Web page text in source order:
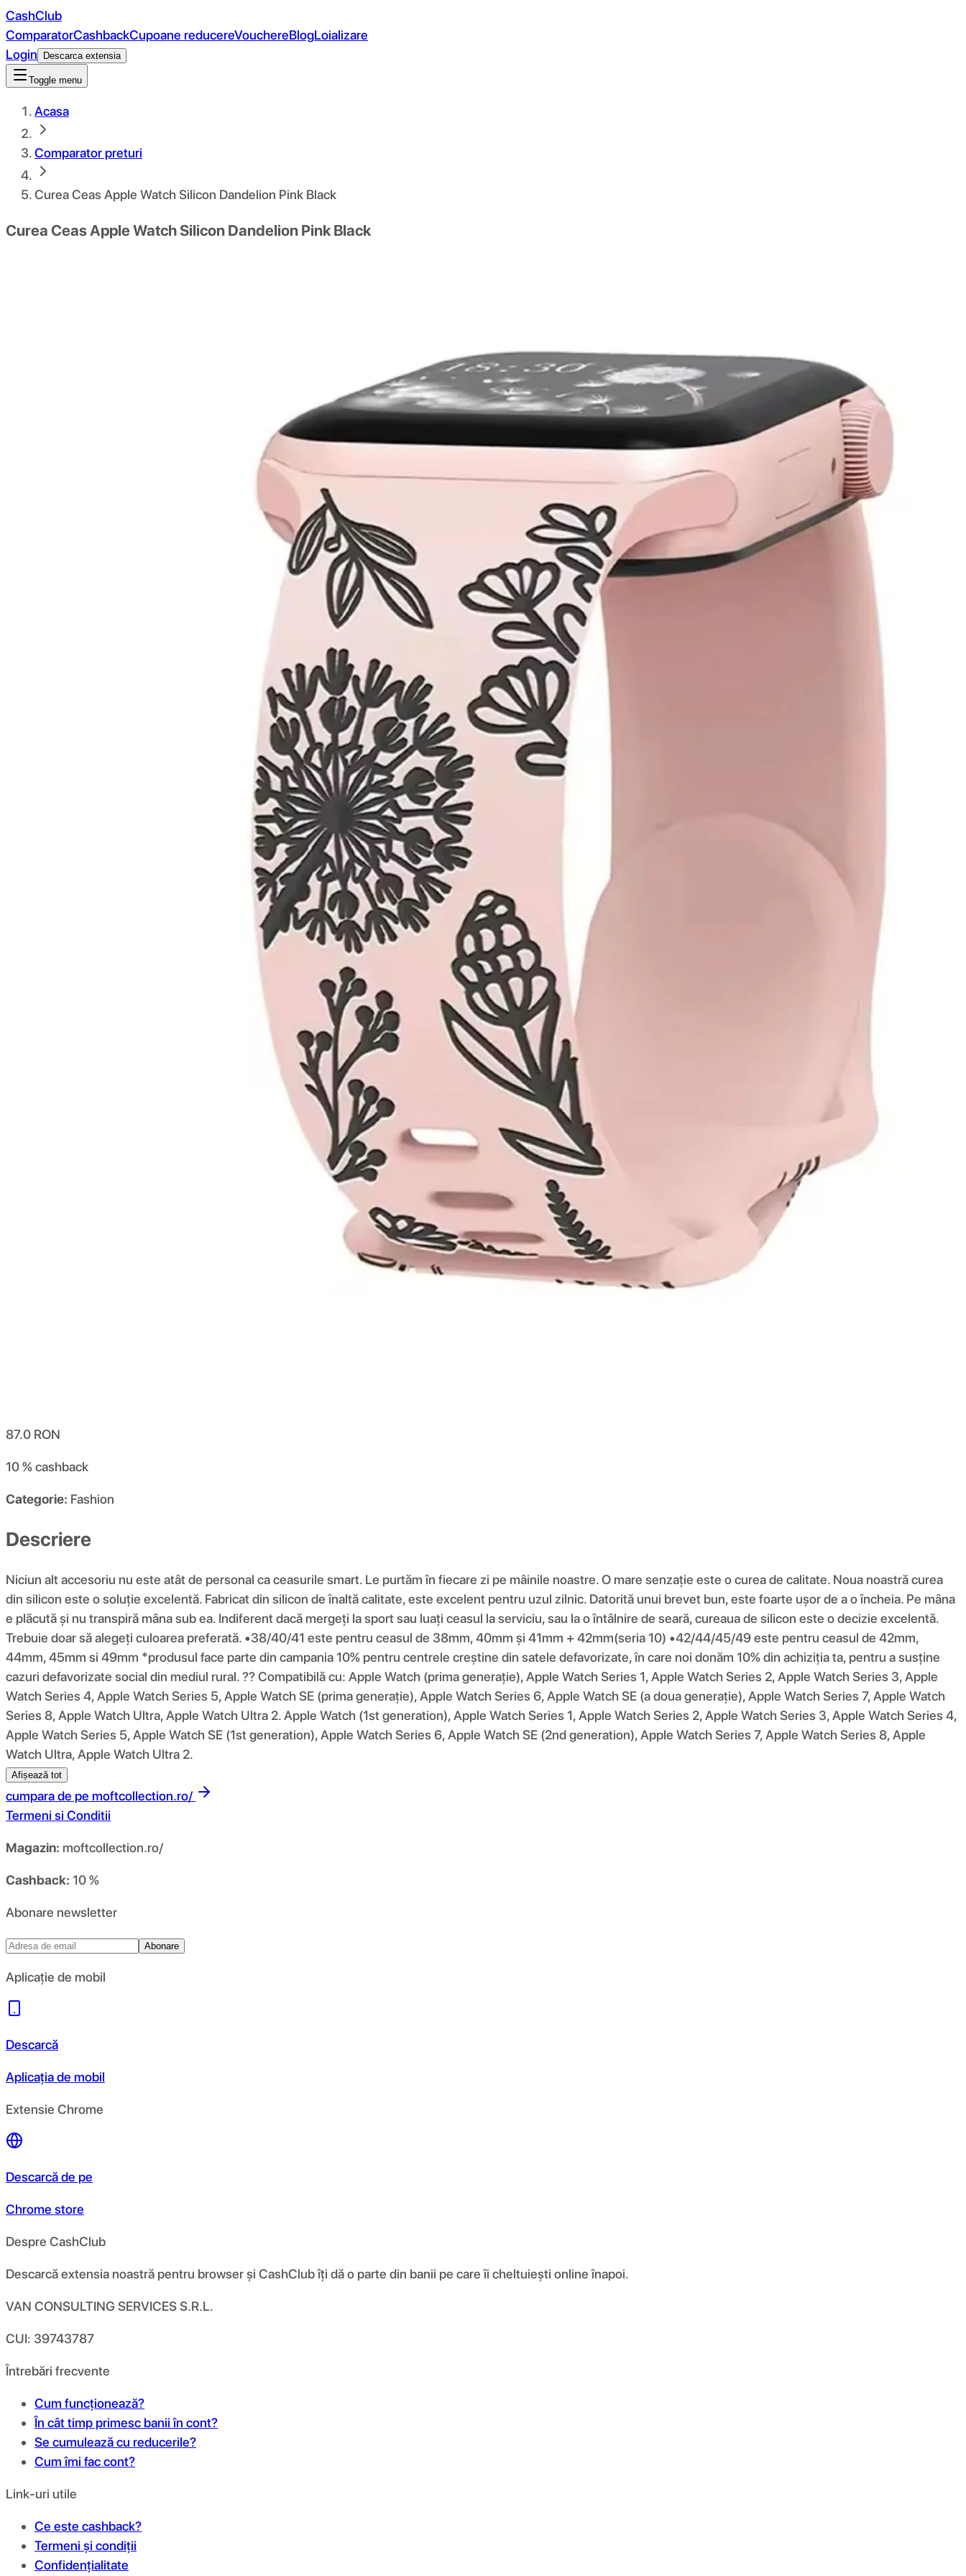
CashClub
ComparatorCashbackCupoane reducereVouchereBlogLoializare
Login
Descarca extensia
Toggle menu
Acasa
Comparator preturi
Curea Ceas Apple Watch Silicon Dandelion Pink Black
Curea Ceas Apple Watch Silicon Dandelion Pink Black
87.0 RON
10 %cashback
Categorie: Fashion
Descriere
Niciun alt accesoriu nu este atât de personal ca ceasurile smart. Le purtăm în fiecare zi pe mâinile noastre. O mare senzație este o curea de calitate. Noua noastră curea
din silicon este o soluție excelentă. Fabricat din silicon de înaltă calitate, este excelent pentru uzul zilnic. Datorită unui brevet bun, este foarte ușor de a o încheia. Pe mâna
e plăcută și nu transpiră mâna sub ea. Indiferent dacă mergeți la sport sau luați ceasul la serviciu, sau la o întâlnire de seară, cureaua de silicon este o decizie excelentă.
Trebuie doar să alegeți culoarea preferată. •38/40/41 este pentru ceasul de 38mm, 40mm și 41mm + 42mm(seria 10) •42/44/45/49 este pentru ceasul de 42mm,
44mm, 45mm si 49mm *produsul face parte din campania 10% pentru centrele creștine din satele defavorizate, în care noi donăm 10% din achiziția ta, pentru a susține
cazuri defavorizate social din mediul rural. ?? Compatibilă cu: Apple Watch (prima generație), Apple Watch Series 1, Apple Watch Series 2, Apple Watch Series 3, Apple
Watch Series 4, Apple Watch Series 5, Apple Watch SE (prima generație), Apple Watch Series 6, Apple Watch SE (a doua generație), Apple Watch Series 7, Apple Watch
Series 8, Apple Watch Ultra, Apple Watch Ultra 2. Apple Watch (1st generation), Apple Watch Series 1, Apple Watch Series 2, Apple Watch Series 3, Apple Watch Series 4,
Apple Watch Series 5, Apple Watch SE (1st generation), Apple Watch Series 6, Apple Watch SE (2nd generation), Apple Watch Series 7, Apple Watch Series 8, Apple
Watch Ultra, Apple Watch Ultra 2.
Afișează tot
cumpara de pe moftcollection.ro/
Termeni si Conditii
Magazin: moftcollection.ro/
Cashback: 10 %
Abonare newsletter
Abonare
Aplicație de mobil
Descarcă
Aplicația de mobil
Extensie Chrome
Descarcă de pe
Chrome store
Despre CashClub
Descarcă extensia noastră pentru browser și CashClub îți dă o parte din banii pe care îi cheltuiești online înapoi.
VAN CONSULTING SERVICES S.R.L.
CUI: 39743787
Întrebări frecvente
Cum funcționează?
În cât timp primesc banii în cont?
Se cumulează cu reducerile?
Cum îmi fac cont?
Link-uri utile
Ce este cashback?
Termeni și condiții
Confidențialitate